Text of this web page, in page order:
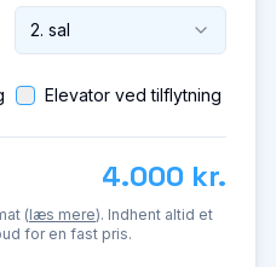
2. sal
Elevator ved tilflytning
4.000 kr.
(læs mere). Indhent altid et
for en fast pris.